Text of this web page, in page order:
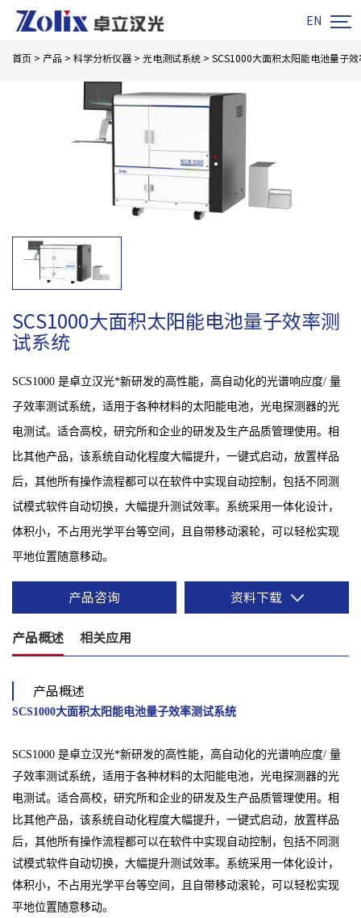
EN 
首页 > 产品 > 科学分析仪器 > 光电测试系统 > SCS1000大面积太阳能电池量子
SCS1000大面积太阳能电池量子效率测
试系统
SCS1000 是卓立汉光*新研发的高性能，高自动化的光谱响应度/ 量
子效率测试系统，适用于各种材料的太阳能电池，光电探测器的光
电测试。适合高校，研究所和企业的研发及生产品质管理使用。相
比其他产品，该系统自动化程度大幅提升，一键式启动，放置样品
后，其他所有操作流程都可以在软件中实现自动控制，包括不同测
试模式软件自动切换，大幅提升测试效率。系统采用一体化设计，
体积小，不占用光学平台等空间，且自带移动滚轮，可以轻松实现
平地位置随意移动。
产品咨询 资料下载
产品概述 相关应用
产品概述
SCS1000大面积太阳能电池量子效率测试系统
SCS1000 是卓立汉光*新研发的高性能，高自动化的光谱响应度/ 量
子效率测试系统，适用于各种材料的太阳能电池，光电探测器的光
电测试。适合高校，研究所和企业的研发及生产品质管理使用。相
比其他产品，该系统自动化程度大幅提升，一键式启动，放置样品
后，其他所有操作流程都可以在软件中实现自动控制，包括不同测
试模式软件自动切换，大幅提升测试效率。系统采用一体化设计，
体积小，不占用光学平台等空间，且自带移动滚轮，可以轻松实现
平地位置随意移动。